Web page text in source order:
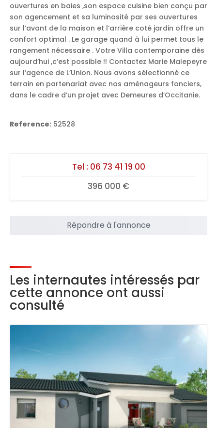
ouvertures en baies ,son espace cuisine bien conçu par
son agencement et sa luminosité par ses ouvertures
sur l’avant de la maison et l’arrière coté jardin offre un
confort optimal . Le garage quand à lui permet tous le
rangement nécessaire . Votre Villa contemporaine dès
aujourd’hui ,c’est possible !! Contactez Marie Malepeyre
sur l’agence de L’Union. Nous avons sélectionné ce
terrain en partenariat avec nos aménageurs fonciers,
dans le cadre d’un projet avec Demeures d’Occitanie.
Reference: 52528
Tel : 06 73 41 19 00
396 000 €
Répondre à l'annonce
Les internautes intéressés par
cette annonce ont aussi
consulté